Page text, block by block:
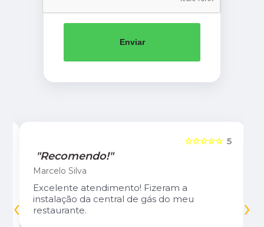
Enviar
5
☆☆☆☆☆
"Recomendo!"
Marcelo Silva
Excelente atendimento! Fizeram a
instalação da central de gás do meu
restaurante.
‹ ›